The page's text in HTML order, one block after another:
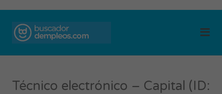
Técnico electrónico – Capital (ID: